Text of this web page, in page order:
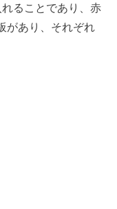
ることであり、赤
があり、それぞれ